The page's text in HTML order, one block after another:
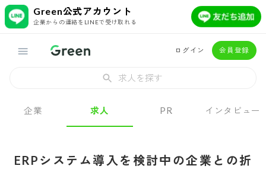
Green公式アカウント
企業からの連絡をLINEで受け取れる
ログイン 会員登録
求人を探す
企業 求人 PR インタビュー
ERPシステム導入を検討中の企業との折